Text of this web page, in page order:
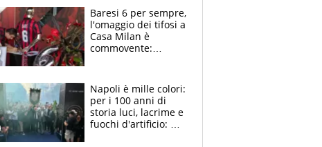
circondati
dall'affetto dei tifosi
Baresi 6 per sempre,
l'omaggio dei tifosi a
Casa Milan è
commovente:
bigliettini
Napoli è mille colori:
per i 100 anni di
storia luci, lacrime e
fuochi d'artificio: De